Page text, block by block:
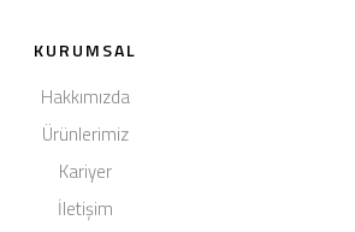
KURUMSAL
Hakkımızda
Ürünlerimiz
Kariyer
İletişim